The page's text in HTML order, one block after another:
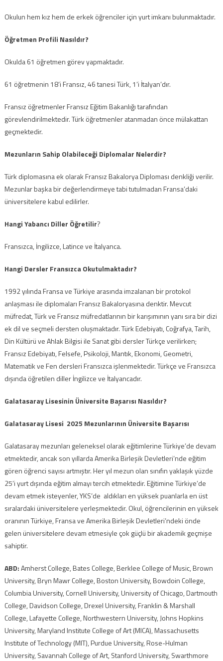
Okulun hem kız hem de erkek öğrenciler için yurt imkanı bulunmaktadır.
Öğretmen Profili Nasıldır?
Okulda 61 öğretmen görev yapmaktadır.
61 öğretmenin 18’i Fransız, 46 tanesi Türk, 1’i İtalyan’dır.
Fransız öğretmenler Fransız Eğitim Bakanlığı tarafından
görevlendirilmektedir. Türk öğretmenler atanmadan önce mülakattan
geçmektedir.
Mezunların Sahip Olabileceği Diplomalar Nelerdir?
Türk diplomasına ek olarak Fransız Bakalorya Diploması denkliği verilir.
Mezunlar başka bir değerlendirmeye tabi tutulmadan Fransa’daki
üniversitelere kabul edilirler.
Hangi Yabancı Diller Öğretilir?
Fransızca, İngilizce, Latince ve İtalyanca.
Hangi Dersler Fransızca Okutulmaktadır?
1992 yılında Fransa ve Türkiye arasında imzalanan bir protokol
anlaşması ile diplomaları Fransız Bakaloryasına denktir.Mevcut
müfredat, Türk ve Fransız müfredatlarının bir karışımının yanı sıra bir dizi
ek dil ve seçmeli dersten oluşmaktadır. Türk Edebiyatı, Coğrafya, Tarih,
Din Kültürü ve Ahlak Bilgisi ile Sanat gibi dersler Türkçe verilirken;
Fransız Edebiyatı, Felsefe, Psikoloji, Mantık, Ekonomi, Geometri,
Matematik ve Fen dersleri Fransızca işlenmektedir.Türkçe ve Fransızca
dışında öğretilen diller İngilizce ve İtalyancadır.
Galatasaray Lisesinin Üniversite Başarısı Nasıldır?
Galatasaray Lisesi 2025 Mezunlarının Üniversite Başarısı
Galatasaray mezunları geleneksel olarak eğitimlerine Türkiye’de devam
etmektedir, ancak son yıllarda Amerika Birleşik Devletleri’nde eğitim
gören öğrenci sayısı artmıştır.Her yıl mezun olan sınıfın yaklaşık yüzde
25’i yurt dışında eğitim almayı tercih etmektedir.Eğitimine Türkiye’de
devam etmek isteyenler, YKS’de aldıkları en yüksek puanlarla en üst
sıralardaki üniversitelere yerleşmektedir. Okul, öğrencilerinin en yüksek
oranının Türkiye, Fransa ve Amerika Birleşik Devletleri’ndeki önde
gelen üniversitelere devam etmesiyle çok güçlü bir akademik geçmişe
sahiptir.
ABD:Amherst College, Bates College, Berklee College of Music, Brown
University, Bryn Mawr College, Boston University, Bowdoin College,
Columbia University, Cornell University, University of Chicago, Dartmouth
College, Davidson College, Drexel University, Franklin & Marshall
College, Lafayette College, Northwestern University, Johns Hopkins
University, Maryland Institute College of Art (MICA), Massachusetts
Institute of Technology (MIT), Purdue University, Rose-Hulman
University, Savannah College of Art, Stanford University, Swarthmore